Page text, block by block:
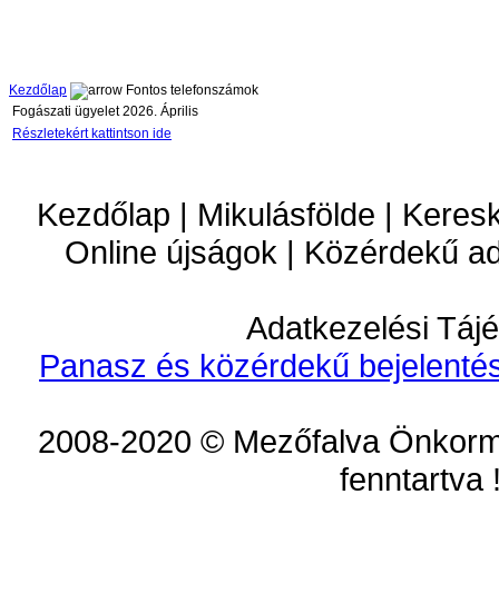
Kezdőlap
Fontos telefonszámok
Fogászati ügyelet 2026. Április
Részletekért kattintson ide
Kezdőlap | Mikulásfölde |
Online újságok | Közérdekű
Adatkezelési
Panasz és közérdekű
2008-2020 © Mezőfalva
fenntartva